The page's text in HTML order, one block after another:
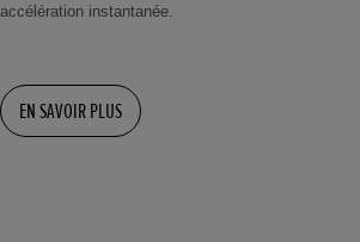
accélération instantanée.
EN SAVOIR PLUS